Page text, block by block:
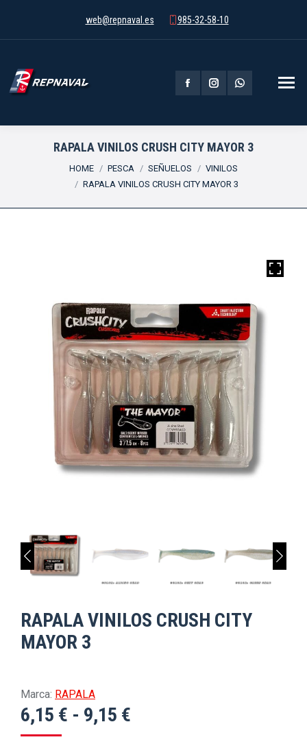
web@repnaval.es 985-32-58-10
Facebook
opens
in
Instagram
opens
in
Whatsapp
opens
RAPALA VINILOS CRUSH CITY MAYOR 3
You are here:HOME PESCA SEÑUELOS
VINILOS
RAPALA VINILOS CRUSH CITY MAYOR 3
RAPALA VINILOS CRUSH CITY
MAYOR 3
Marca: RAPALA
6,15 € - 9,15 €